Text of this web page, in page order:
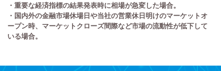
・重要な経済指標の結果発表時に相場が急変した場合。
・国内外の金融市場休場日や当社の営業休日明けのマーケットオ
ープン時、マーケットクローズ間際など市場の流動性が低下して
いる場合。